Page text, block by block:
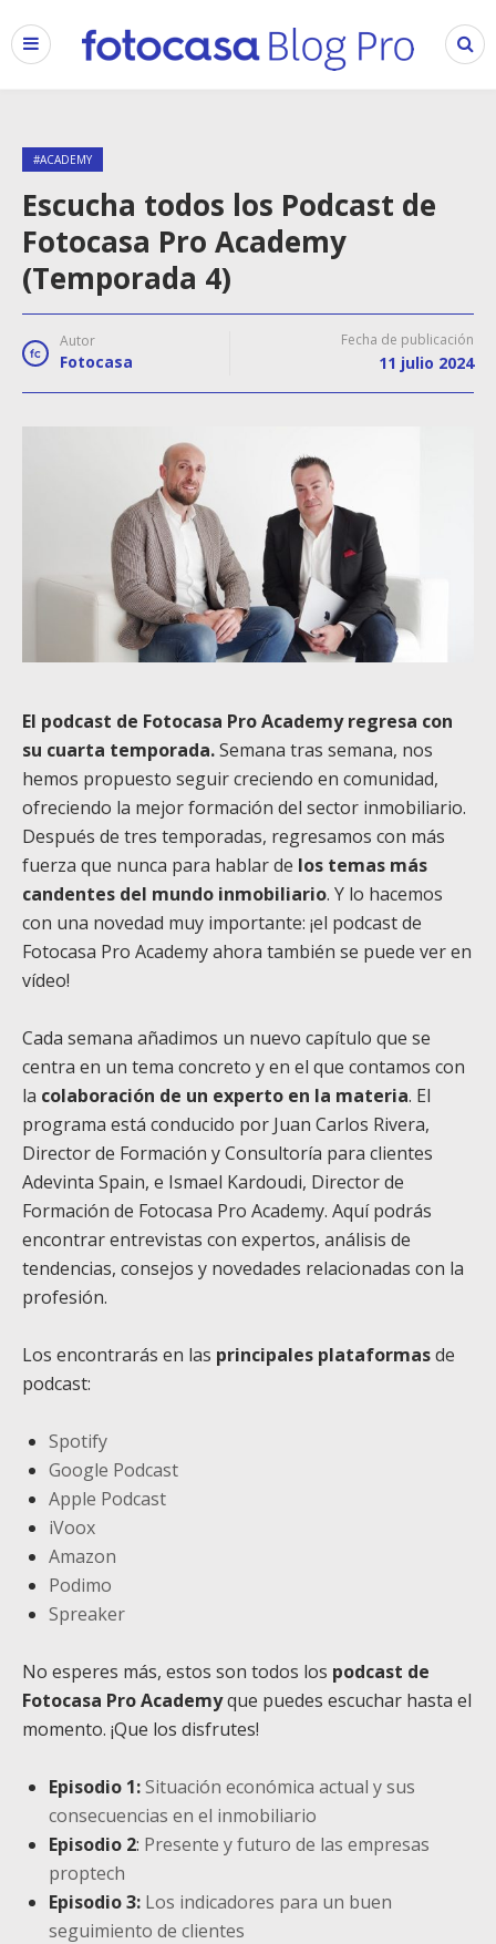
#ACADEMY
Escucha todos los Podcast de
Fotocasa Pro Academy
(Temporada 4)
Autor
Fotocasa
Fecha de publicación
11 julio 2024
El podcast de Fotocasa Pro Academy regresa con
su cuarta temporada.Semana tras semana, nos
hemos propuesto seguir creciendo en comunidad,
ofreciendo la mejor formación del sector inmobiliario.
Después de tres temporadas, regresamos con más
fuerza que nunca para hablar de los temas más
candentes del mundo inmobiliario. Y lo hacemos
con una novedad muy importante: ¡el podcast de
Fotocasa Pro Academy ahora también se puede ver en
vídeo!
Cada semana añadimos un nuevo capítulo que se
centra en un tema concreto y en el que contamos con
la colaboración de un experto en la materia. El
programa está conducido por Juan Carlos Rivera,
Director de Formación y Consultoría para clientes
Adevinta Spain, e Ismael Kardoudi, Director de
Formación de Fotocasa Pro Academy. Aquí podrás
encontrar entrevistas con expertos, análisis de
tendencias, consejos y novedades relacionadas con la
profesión.
Los encontrarás en las principales plataformasde
podcast:
Spotify
Google Podcast
Apple Podcast
iVoox
Amazon
Podimo
Spreaker
No esperes más, estos son todos los podcast de
Fotocasa Pro Academyque puedes escuchar hasta el
momento. ¡Que los disfrutes!
Episodio 1:Situación económica actual y sus
consecuencias en el inmobiliario
Episodio 2: Presente y futuro de las empresas
proptech
Episodio 3: Los indicadores para un buen
seguimiento de clientes